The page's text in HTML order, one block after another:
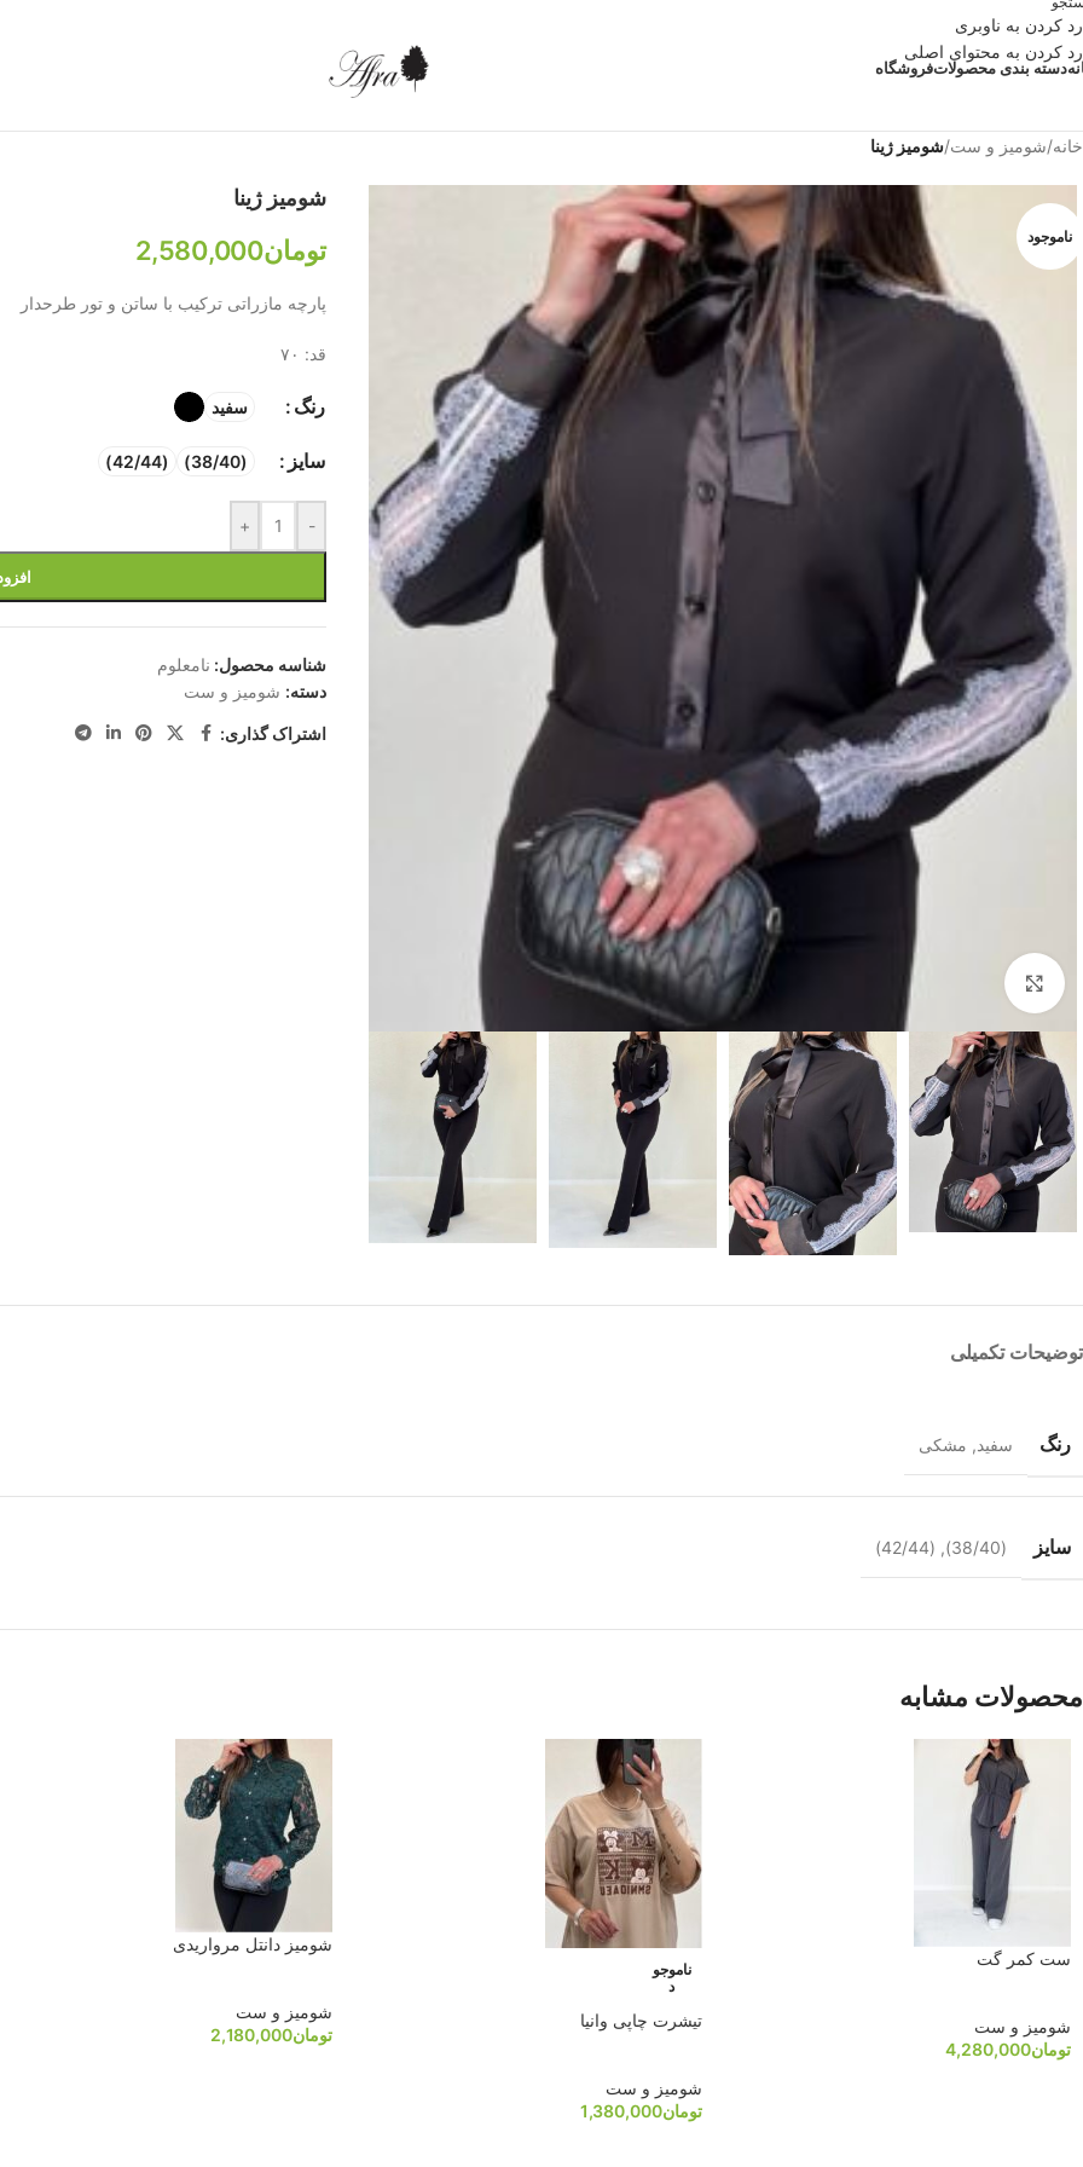
رد کردن به ناوبری
رد کردن به محتوای اصلی
دسته بندی محصولاتفروشگاه
خانه/شومیز و ست/شومیز ژینا
ناموجود
بزرگنمایی تصویر
شومیز ژینا
تومان2,580,000
پارچه مازراتی ترکیب با ساتن و تور طرحدار
قد: ۷۰
رنگ سفید
سایز (38/40)
(42/44)
-
+
شناسه محصول: نامعلوم
دسته: شومیز و ست
اشتراک گذاری:
توضیحات تکمیلی
رنگ سفید, مشکی
سایز (38/40)
,
(42/44)
محصولات مشابه
ست کمر گت
شومیز و ست
تومان4,280,000
ناموجو
د
تیشرت چاپی وانیا
شومیز و ست
تومان1,380,000
شومیز دانتل مرواریدی
شومیز و ست
تومان2,180,000